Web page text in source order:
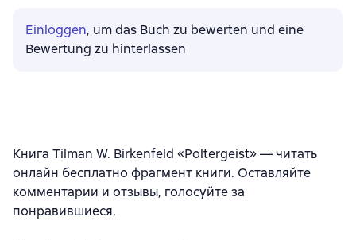
Einloggen, um das Buch zu bewerten und eine
Bewertung zu hinterlassen
Книга Tilman W. Birkenfeld «Poltergeist» — читать
онлайн бесплатно фрагмент книги. Оставляйте
комментарии и отзывы, голосуйте за
понравившиеся.